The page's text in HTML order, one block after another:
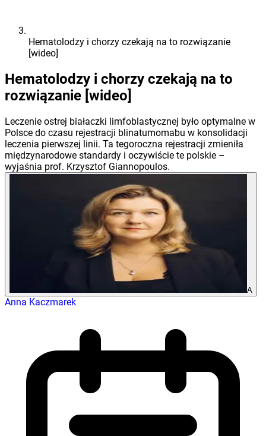
Hematolodzy i chorzy czekają na to rozwiązanie
[wideo]
Hematolodzy i chorzy czekają na to
rozwiązanie [wideo]
Leczenie ostrej białaczki limfoblastycznej było optymalne w
Polsce do czasu rejestracji blinatumomabu w konsolidacji
leczenia pierwszej linii. Ta tegoroczna rejestracji zmieniła
międzynarodowe standardy i oczywiście te polskie –
wyjaśnia prof. Krzysztof Giannopoulos.
A
Anna Kaczmarek